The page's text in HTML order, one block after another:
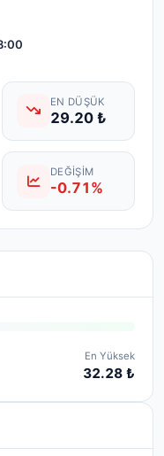
EN DÜŞÜK
29.20 ₺
DEĞIŞIM
-0.71%
En Yüksek
32.28 ₺